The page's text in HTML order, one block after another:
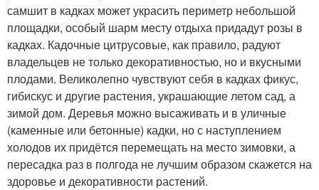
самшит в кадках может украсить периметр небольшой
площадки, особый шарм месту отдыха придадут розы в
кадках. Кадочные цитрусовые, как правило, радуют
владельцев не только декоративностью, но и вкусными
плодами. Великолепно чувствуют себя в кадках фикус,
гибискус и другие растения, украшающие летом сад, а
зимой дом. Деревья можно высаживать и в уличные
(каменные или бетонные) кадки, но с наступлением
холодов их придётся перемещать на место зимовки, а
пересадка раз в полгода не лучшим образом скажется на
здоровье и декоративности растений.